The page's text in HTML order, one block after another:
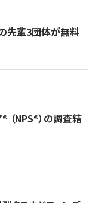
先輩3団体が無料
（NPS®︎）の調査結